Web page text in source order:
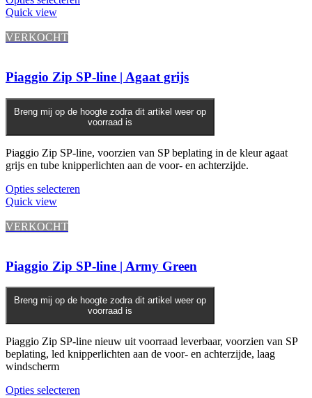
optie
gekozen
worden
op
de
productpagina
Quick view
VERKOCHT
Piaggio Zip SP-line | Agaat grijs
Breng mij op de hoogte zodra dit artikel weer op
voorraad is
Piaggio Zip SP-line, voorzien van SP beplating in de kleur agaat
grijs en tube knipperlichten aan de voor- en achterzijde.
Opties selecteren
Quick view
VERKOCHT
Piaggio Zip SP-line | Army Green
Breng mij op de hoogte zodra dit artikel weer op
voorraad is
Piaggio Zip SP-line nieuw uit voorraad leverbaar, voorzien van SP
beplating, led knipperlichten aan de voor- en achterzijde, laag
windscherm
Opties selecteren